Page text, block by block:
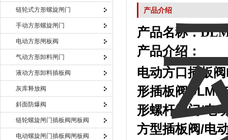
链轮式方形螺旋闸门
手动方形螺旋闸门
电动方形闸板阀
气动方形卸料闸门
液动方形卸料插板阀
灰库释放阀
斜面防爆阀
链轮螺旋闸门插板阀闸板阀
电动螺旋闸门插板阀闸板阀
产品介绍
产品名称：
产品介绍：
电动方口插板阀
形插板阀
形螺杆闸门/电
方型插板阀/电